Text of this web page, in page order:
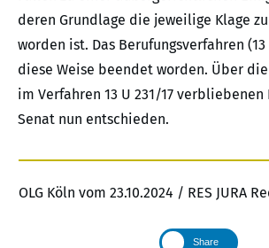
deren Grundlage die jeweilige Klage
worden ist. Das Berufungsverfahren
diese Weise beendet worden. Über
im Verfahren 13 U 231/17
Senat nun entschieden.
OLG Köln vom 23.10.2024 / RES JURA
Share